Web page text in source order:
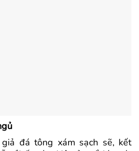
đá tông xám sạch sẽ, kết